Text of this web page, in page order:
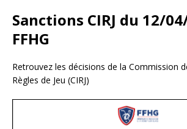
Sanctions CIRJ du 12/
FFHG
Retrouvez les décisions de la Commission
Règles de Jeu (CIRJ)